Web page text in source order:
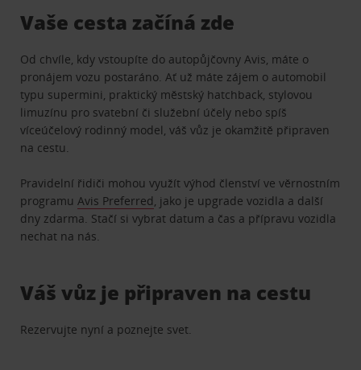
Vaše cesta začíná zde
Od chvíle, kdy vstoupíte do autopůjčovny Avis, máte o
pronájem vozu postaráno. Ať už máte zájem o automobil
typu supermini, praktický městský hatchback, stylovou
limuzínu pro svatební či služební účely nebo spíš
víceúčelový rodinný model, váš vůz je okamžitě připraven
na cestu.
Pravidelní řidiči mohou využít výhod členství ve věrnostním
programuAvis Preferred, jako je upgrade vozidla a další
dny zdarma. Stačí si vybrat datum a čas a přípravu vozidla
nechat na nás.
Váš vůz je připraven na cestu
Rezervujte nyní a poznejte svet.